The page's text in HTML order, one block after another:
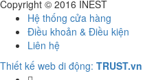
Copyright © 2016 INEST
Hệ thống cửa hàng
Điều khoản & Điều kiện
Liên hệ
Thiết kế web di động: TRUST.vn